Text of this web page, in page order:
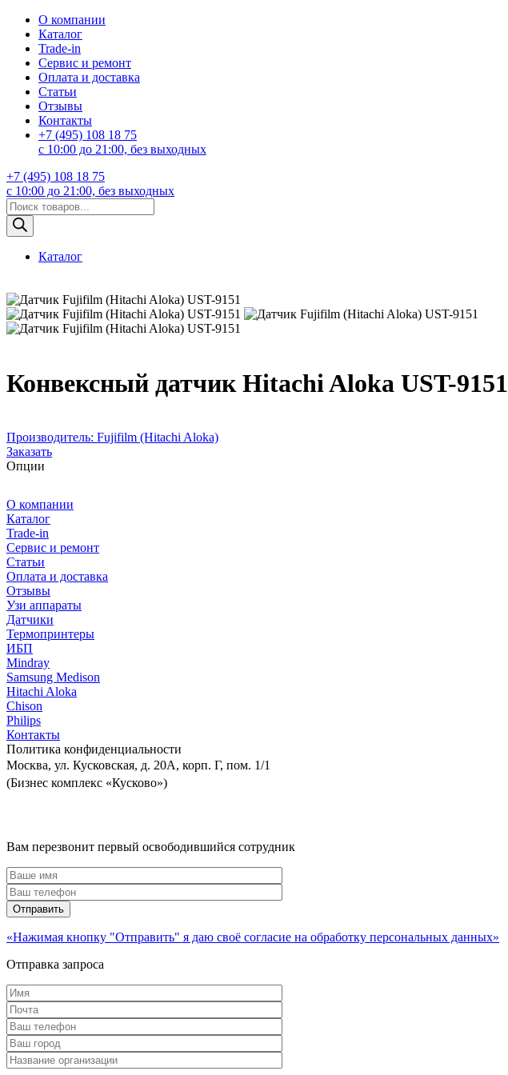
О компании
Каталог
Trade-in
Сервис и ремонт
Оплата и доставка
Статьи
Отзывы
Контакты
+7 (495) 108 18 75
с 10:00 до 21:00, без выходных
+7 (495) 108 18 75
с 10:00 до 21:00, без выходных
Поиск
товаров
Каталог
Конвексный датчик Hitachi Aloka UST-9151
Производитель: Fujifilm (Hitachi Aloka)
Заказать
Опции
О компании
Каталог
Trade-in
Сервис и ремонт
Статьи
Оплата и доставка
Отзывы
Узи аппараты
Датчики
Термопринтеры
ИБП
Mindray
Samsung Medison
Hitachi Aloka
Сhison
Philips
Контакты
Политика конфиденциальности
Москва, ул. Кусковская, д. 20А, корп. Г, пом. 1/1
(Бизнес комплекс «Кусково»)
Вам перезвонит первый освободившийся сотрудник
«Нажимая кнопку "Отправить" я даю своё согласие на обработку персональных данных»
Отправка запроса